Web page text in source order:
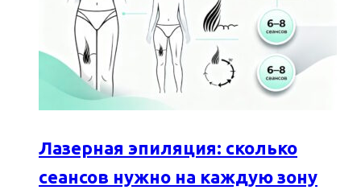
Лазерная эпиляция: сколько
сеансов нужно на каждую зону